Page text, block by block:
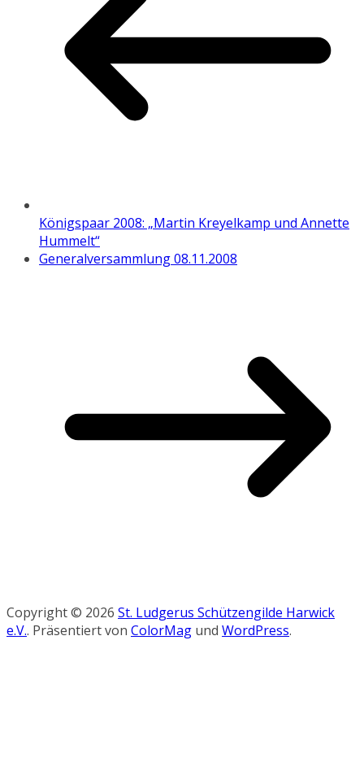
Königspaar 2008: „Martin Kreyelkamp und Annette
Hummelt“
Generalversammlung 08.11.2008
Copyright © 2026 St. Ludgerus Schützengilde Harwick
e.V.. Präsentiert von ColorMag und WordPress.